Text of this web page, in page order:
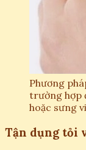
Phương
trường hợp
hoặc sưng
Tận dụng tỏi